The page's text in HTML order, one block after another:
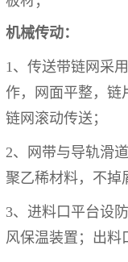
机械传动：
1、传送带链网采
作，网面平整，链
链网滚动传送；
2、网带与导轨滑
聚乙稀材料，不掉
3、进料口平台设
风保温装置；出料